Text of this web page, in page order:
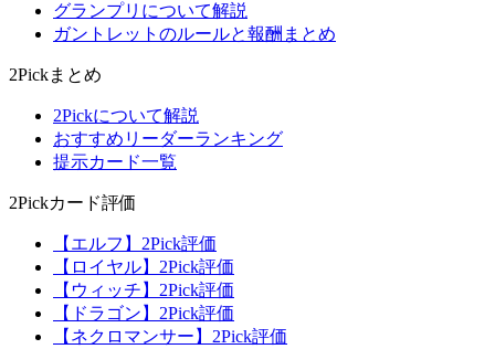
グランプリについて解説
ガントレットのルールと報酬まとめ
2Pickまとめ
2Pickについて解説
おすすめリーダーランキング
提示カード一覧
2Pickカード評価
【エルフ】2Pick評価
【ロイヤル】2Pick評価
【ウィッチ】2Pick評価
【ドラゴン】2Pick評価
【ネクロマンサー】2Pick評価